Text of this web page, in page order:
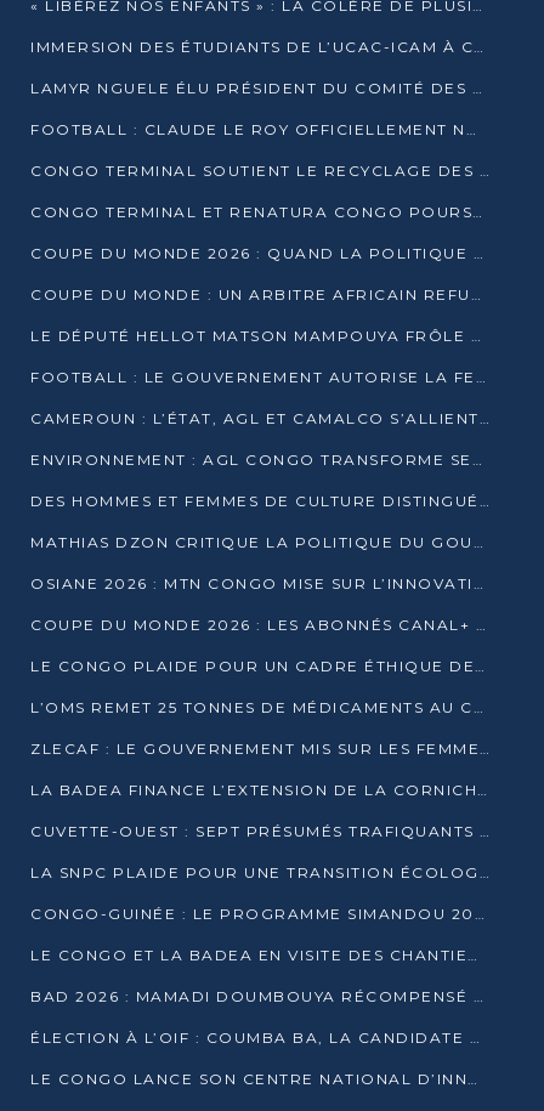
« LIBÉREZ NOS ENFANTS » : LA COLÈRE DE PLUSIEURS MÈRES À BRAZZAVILLE CONTRE LA DGSP
IMMERSION DES ÉTUDIANTS DE L’UCAC-ICAM À CONGO TERMINAL
LAMYR NGUELE ÉLU PRÉSIDENT DU COMITÉ DES MEMBRES D’HONNEUR DU PCT
FOOTBALL : CLAUDE LE ROY OFFICIELLEMENT NOMMÉ SÉLECTIONNEUR DU CONGO
CONGO TERMINAL SOUTIENT LE RECYCLAGE DES DÉCHETS PLASTIQUES À POINTE-NOIRE
CONGO TERMINAL ET RENATURA CONGO POURSUIVENT LEUR COMBAT POUR LA BIODIVERSITÉ
COUPE DU MONDE 2026 : QUAND LA POLITIQUE MENACE L’UNIVERSALITÉ DU FOOTBALL
COUPE DU MONDE : UN ARBITRE AFRICAIN REFUSÉ À L’ENTRÉE DES ÉTATS-UNIS
LE DÉPUTÉ HELLOT MATSON MAMPOUYA FRÔLE LA MORT LORS D’UNE EMBUSCADE DZNS LE POOL
FOOTBALL : LE GOUVERNEMENT AUTORISE LA FECOFOOT À OCCUPER LES COMPLEXES SPORTIFS
CAMEROUN : L’ÉTAT, AGL ET CAMALCO S’ALLIENT POUR UN MÉGA-PROJET FERROVIAIRE
ENVIRONNEMENT : AGL CONGO TRANSFORME SES DÉCHETS EN OUTILS DE FORMATION
DES HOMMES ET FEMMES DE CULTURE DISTINGUÉS POUR LEUR ENGAGEMENT PAR BANTOU CULTURE
MATHIAS DZON CRITIQUE LA POLITIQUE DU GOUVERNEMENT ET ALERTE SUR LA DETTE DU CONGO
OSIANE 2026 : MTN CONGO MISE SUR L’INNOVATION POUR RELEVER LES DÉFIS AFRICAINS
COUPE DU MONDE 2026 : LES ABONNÉS CANAL+ AU CONGO DÉÇUS À QUELQUES JOURS DU COUP D’ENVOI
LE CONGO PLAIDE POUR UN CADRE ÉTHIQUE DE L’INTELLIGENCE ARTIFICIELLE À DAKAR
L’OMS REMET 25 TONNES DE MÉDICAMENTS AU CONGO POUR RENFORCER LA RIPOSTE AUX ÉPIDÉMIES
ZLECAF : LE GOUVERNEMENT MIS SUR LES FEMMES ENTREPRENEURES
LA BADEA FINANCE L’EXTENSION DE LA CORNICHE SUD DE BRAZZAVILLE
CUVETTE-OUEST : SEPT PRÉSUMÉS TRAFIQUANTS DE FAUNE INTERPELLÉS À EWO ET KELLÉ
LA SNPC PLAIDE POUR UNE TRANSITION ÉCOLOGIQUE PROGRESSIVE
CONGO-GUINÉE : LE PROGRAMME SIMANDOU 2040 AU CŒUR DES ÉCHANGES À LA BAD
LE CONGO ET LA BADEA EN VISITE DES CHANTIERS
BAD 2026 : MAMADI DOUMBOUYA RÉCOMPENSÉ PAR LE TROPHÉE BABACAR NDIAYE À BRAZZAVILLE
ÉLECTION À L’OIF : COUMBA BA, LA CANDIDATE DISCRÈTE QUI BOUSCULE LE JEU DIPLOMATIQUE
LE CONGO LANCE SON CENTRE NATIONAL D’INNOVATION